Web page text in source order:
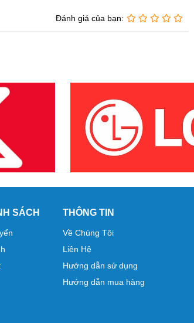
Đánh giá của bạn:
SÁCH THÔNG TIN
Về Chúng Tôi
Liên Hệ
Hướng dẫn sử dụng
Hướng dẫn mua hàng